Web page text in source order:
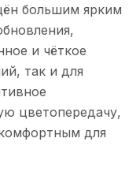
большим ярким
и чёткое
так и для
цветопередачу,
для